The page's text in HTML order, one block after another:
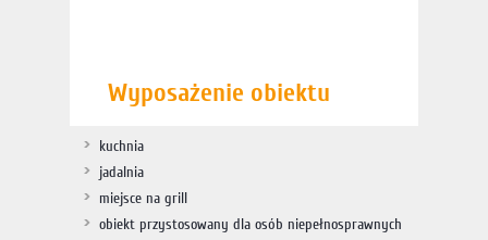
Wyposażenie obiektu
kuchnia
jadalnia
miejsce na grill
obiekt przystosowany dla osób niepełnosprawnych